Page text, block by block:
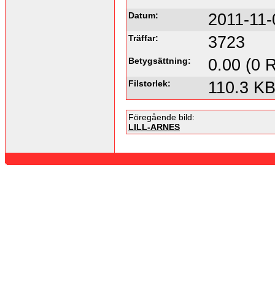
Datum: 2011-
Träffar: 3723
Betygsättning: 0.00 (0
Filstorlek: 110.3 KB
Föregående bild:
LILL-ARNES